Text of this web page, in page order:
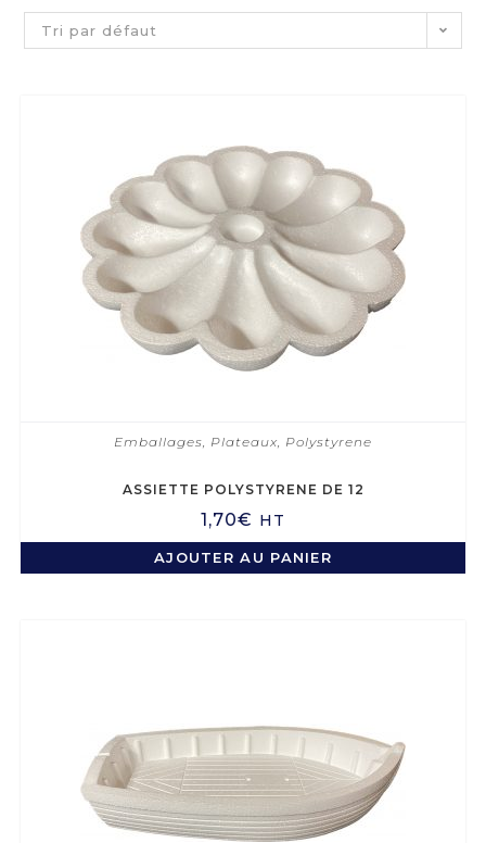
Tri par défaut
Emballages, Plateaux, Polystyrene
ASSIETTE POLYSTYRENE DE 12
1,70€ HT
AJOUTER AU PANIER